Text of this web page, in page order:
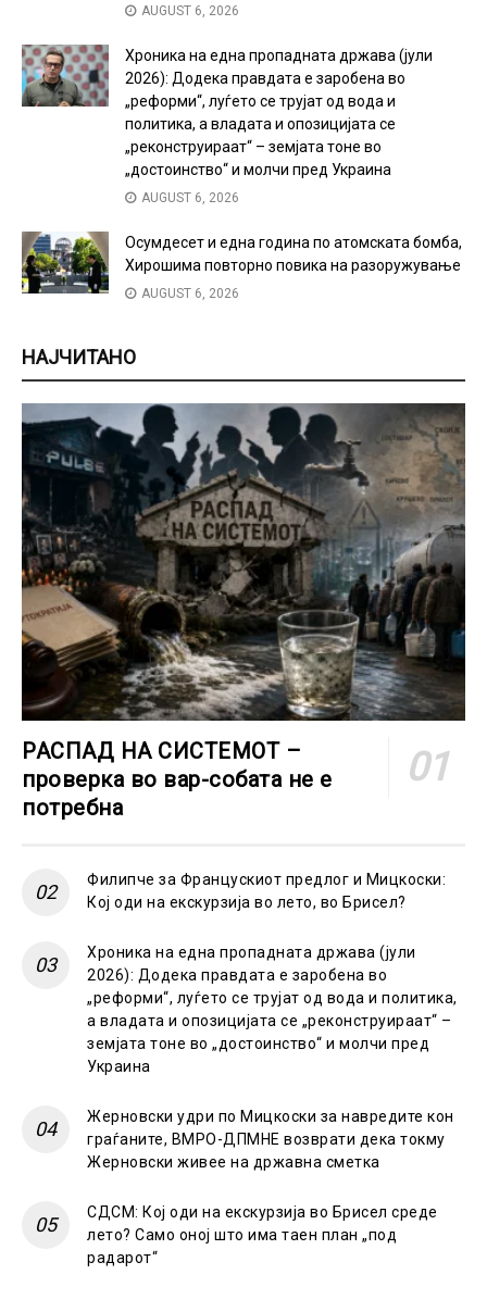
AUGUST 6, 2026
Хроника на една пропадната држава (јули
2026): Додека правдата е заробена во
„реформи“, луѓето се трујат од вода и
политика, а владата и опозицијата се
„реконструираат“ – земјата тоне во
„достоинство“ и молчи пред Украина
AUGUST 6, 2026
Осумдесет и една година по атомската бомба,
Хирошима повторно повика на разоружување
AUGUST 6, 2026
НАЈЧИТАНО
РАСПАД НА СИСТЕМОТ –
проверка во вар-собата не е
потребна
Филипче за Францускиот предлог и Мицкоски:
Кој оди на екскурзија во лето, во Брисел?
Хроника на една пропадната држава (јули
2026): Додека правдата е заробена во
„реформи“, луѓето се трујат од вода и политика,
а владата и опозицијата се „реконструираат“ –
земјата тоне во „достоинство“ и молчи пред
Украина
Жерновски удри по Мицкоски за навредите кон
граѓаните, ВМРО-ДПМНЕ возврати дека токму
Жерновски живее на државна сметка
СДСМ: Кој оди на екскурзија во Брисел среде
лето? Само оној што има таен план „под
радарот“